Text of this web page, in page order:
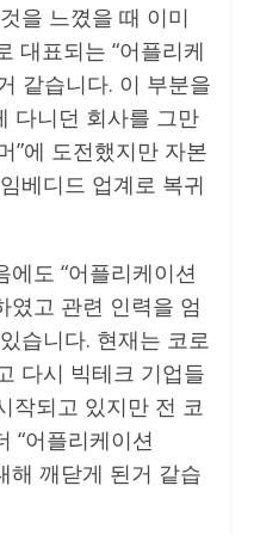
을 느꼈을 때 이미
대표되는 “어플리케
같습니다. 이 부분을
다니던 회사를 그만
”에 도전했지만 자본
베디드 업계로 복귀
도 “어플리케이션
였고 관련 인력을 엄
습니다. 현재는 코로
다시 빅테크 기업들
작되고 있지만 전 코
“어플리케이션
해 깨닫게 된거 같습